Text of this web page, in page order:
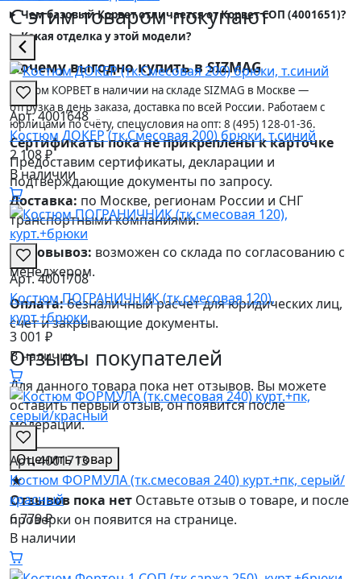
Чем базовый Корвет отличается от Корвет СОП (4001651)?
Какая отделка у этой модели?
Почему выгодно купить в SIZMAG
Костюм КОРВЕТ в наличии на складе SIZMAG в Москве —
отгрузка в день заказа, доставка по всей России. Работаем с
юрлицами по счёту, спецусловия на опт: 8 (495) 128-01-36.
Сертификаты пока не прикреплены к карточке
Предоставим сертификаты, декларации и
подтверждающие документы по запросу.
Доставка: по Москве, регионам России и СНГ
транспортными компаниями.
Самовывоз: возможен со склада по согласованию с
менеджером.
Оплата:безналичный расчет для юридических лиц,
счет и закрывающие документы.
Отзывы покупателей
Для данного товара пока нет отзывов. Вы можете
оставить первый отзыв, он появится после
модерации.
Оценить товар
★
Отзывов пока нет Оставьте отзыв о товаре, и после
проверки он появится на странице.
С этим товаром покупают
Арт. 4001648
Костюм ДОКЕР (тк.Смесовая 200) брюки, т.синий
2 108 ₽
В наличии
Арт. 4001708
Костюм ПОГРАНИЧНИК (тк.смесовая 120),
курт.+брюки
3 001 ₽
В наличии
Арт. 4001713
Костюм ФОРМУЛА (тк.смесовая 240) курт.+пк, серый/
красный
6 779 ₽
В наличии